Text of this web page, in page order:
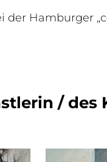
der Hamburger
/